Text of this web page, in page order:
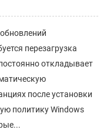
перезагрузка
откладывает
после установки
политику Windows